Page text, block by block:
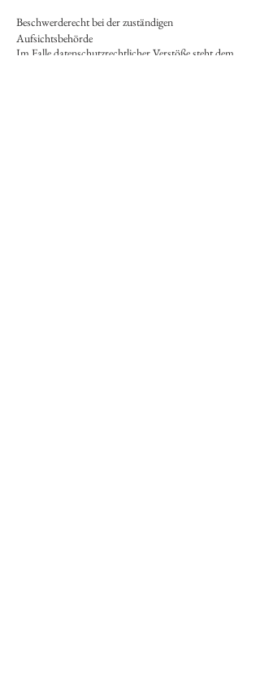
Beschwerderecht bei der zuständigen
Aufsichtsbehörde
Im Falle datenschutzrechtlicher Verstöße steht dem